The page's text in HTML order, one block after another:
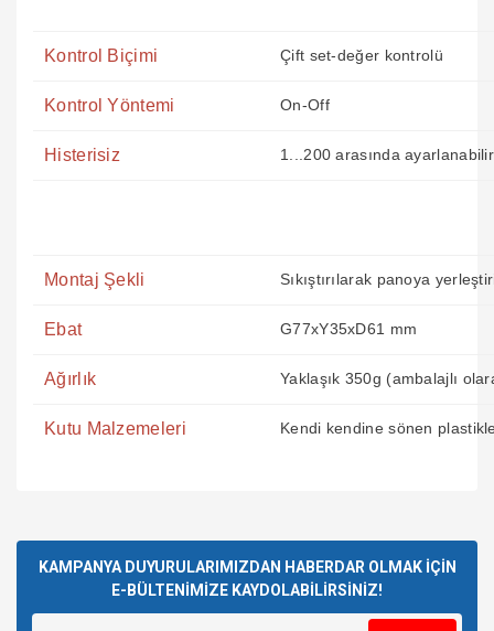
Kontrol Biçimi Çift set-değer kontrolü
Kontrol Yöntemi On-Off
Histerisiz 1...200 arasında ayarlanabilir
Montaj Şekli Sıkıştırılarak panoya
Ebat G77xY35xD61 mm
Ağırlık Yaklaşık 350g (ambalajlı
Kutu Malzemeleri Kendi kendine sönen
Yorum Yaz
kullanarak tarafımıza iletebilirsiniz.
Görüş ve önerileriniz için teşekkür ederiz.
Ürün resmi kalitesiz, bozuk veya görüntülenemiyor.
ve kargolama da iyiydi.
Teşekkürler.
Mustafa GÜNAY | 24/07/2026
KAMPANYA DUYURULARIMIZDAN HABERDAR OLMAK İÇİN
E-BÜLTENİMİZE KAYDOLABİLİRSİNİZ!